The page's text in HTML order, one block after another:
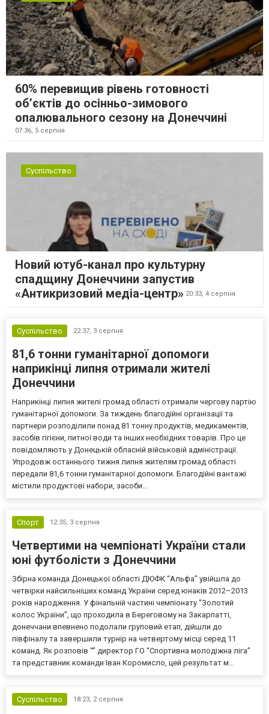
60% перевищив рівень готовності
об’єктів до осінньо-зимового
опалювального сезону на Донеччині
07:36, 5 серпня
Суспільство
Новий ютуб-канал про культурну
спадщину Донеччини запустив
«Антикризовий медіа-центр» 20:33, 4 серпня
Суспільство 22:37, 3 серпня
81,6 тонни гуманітарної допомоги
наприкінці липня отримали жителі
Донеччини
Наприкінці липня жителі громад області отримали чергову партію
гуманітарної допомоги. За тиждень благодійні організації та
партнери розподілили понад 81 тонну продуктів, медикаментів,
засобів гігієни, питної води та інших необхідних товарів. Про це
повідомляють у Донецькій обласній військовій адміністрації.
Упродовж останнього тижня липня жителям громад області
передали 81,6 тонни гуманітарної допомоги. Благодійні вантажі
містили продуктові набори, засоби...
Спорт 12:35, 3 серпня
Четвертими на чемпіонаті України стали
юні футболісти з Донеччини
Збірна команда Донецької області ДЮФК “Альфа” увійшла до
четвірки найсильніших команд України серед юнаків 2012–2013
років народження. У фінальній частині чемпіонату “Золотий
колос України”, що проходила в Береговому на Закарпатті,
донеччани впевнено подолали груповий етап, дійшли до
півфіналу та завершили турнір на четвертому місці серед 11
команд. Як розповів “” директор ГО “Спортивна молодіжна ліга”
та представник команди Іван Коромисло, цей результат м...
Суспільство 18:23, 2 серпня